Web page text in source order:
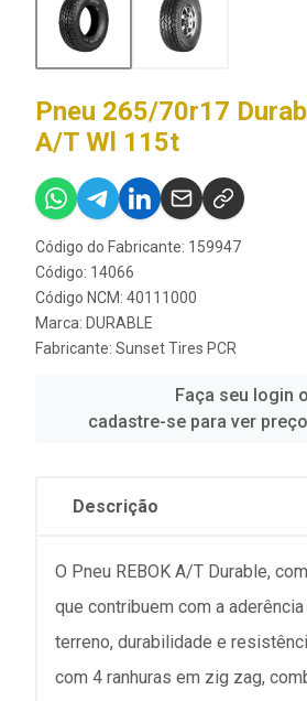
Pneu 265/70r17
A/T Wl 115t
Código do Fabricante: 159947
Código: 14066
Código NCM: 40111000
Marca: DURABLE
Fabricante: Sunset Tires PCR
Faça seu login
cadastre-se para ver
Descrição
O Pneu REBOK A/T Durable,
que contribuem com a
terreno, durabilidade e
com 4 ranhuras em zig zag,